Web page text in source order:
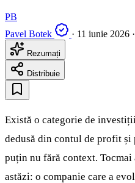
PB
Pavel Botek
· 11 iunie 2026 ·
Rezumați
Distribuie
Există o categorie de
dedusă din contul de profit
puțin nu fără context. Tocmai
astăzi: o companie care a